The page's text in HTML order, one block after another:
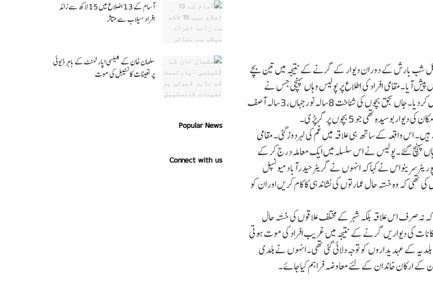
کل شب بارش کے دوران دیوار کے گرنے کے نتیجہ میں تین بچے
آیا۔مقامی افراد کی اطلاع پر پولیس وہاں پہنچی جس نے
لاشوں کو پوسٹ مارٹم اور زخمی بچوں کو علاج کے لئے اسپتال منتقل کردیا۔جاں بحق بچوں کی شناخت 8سالہ نورجہاں،3سالہ آصف
تھی جو 5بچوں پر گرپڑی۔
اس واقعہ کے ساتھ ہی علاقہ میں غم کی لہردوڑگئی۔مقامی
پہنچ گئے۔پولیس نے اس سلسلہ میں ایک معاملہ درج کرکے
نے کہاکہ انہوں نے گریٹرحیدرآباد میونسپل
کہ وہ خستہ حال عمارتوں کی نشاندہی کا کام کریں اوران کو
نہ صرف اس علاقہ بلکہ شہر کے مختلف علاقوں کی خستہ حال
کی دیواریں گرنے کے نتیجہ میں غریب افراد کی موت ہوتی
کے عہدیداروں کو توجہ دلائی گئی تھی۔انہوں نے بلدی
کے ارکان خاندان کے لئے معاوضہ فراہم کیاجائے۔
آسام کے 13 اضلاع میں 15 لاکھ سے زائد
افراد سیلاب سے متاثر
سلمان خان کے گلیکسی اپارٹمنٹ کے باہر ڈیوٹی
پر تعینات کانسٹیبل کی موت
Popular News
Connect with us